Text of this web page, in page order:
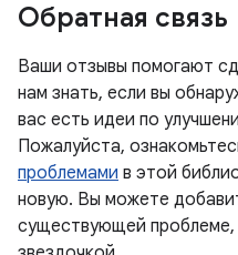
Обратная связь
Ваши отзывы помогают
нам знать, если вы
вас есть идеи по
Пожалуйста,
проблемами в этой
новую. Вы можете
существующей проблеме,